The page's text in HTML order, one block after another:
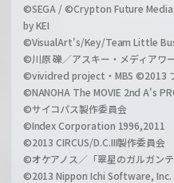
©SEGA / ©Crypton Future
by KEI
©VisualArt's/Key/Team Little
©川原 礫／アスキー・メディアワ
©vividred project・MBS ©2013
©NANOHA The MOVIE 2nd A's
©サイコパス製作委員会
©Index Corporation 1996,2011
©2013 CIRCUS/D.C.III製作委員会
©オケアノス／「翠星のガルガン
©2013 Nippon Ichi Software, Inc.